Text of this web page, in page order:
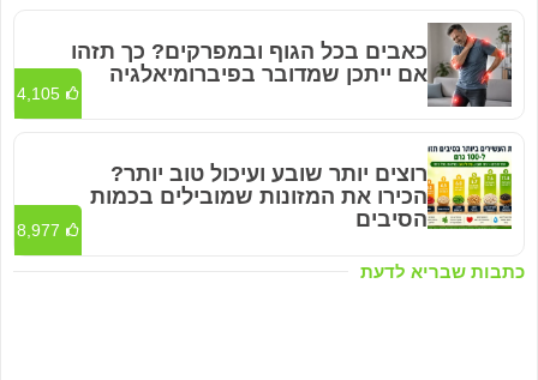
כתבות שבריא לדעת
כאבים בכל הגוף ובמפרקים? כך תזהו
אם ייתכן שמדובר בפיברומיאלגיה
4,105
רוצים יותר שובע ועיכול טוב יותר?
הכירו את המזונות שמובילים בכמות
הסיבים
8,977